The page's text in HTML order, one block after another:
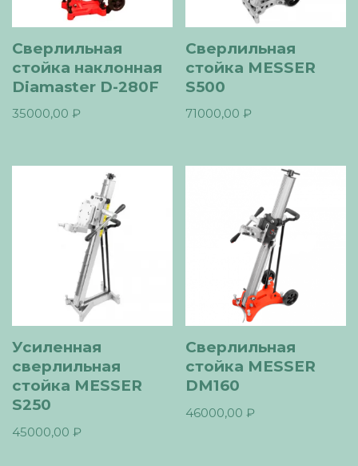
Сверлильная
стойка наклонная
Diamaster D-280F
35000,00 ₽
Сверлильная
стойка MESSER
S500
71000,00₽
Усиленная
сверлильная
стойка MESSER
S250
45000,00 ₽
Сверлильная
стойка MESSER
DM160
46000,00₽